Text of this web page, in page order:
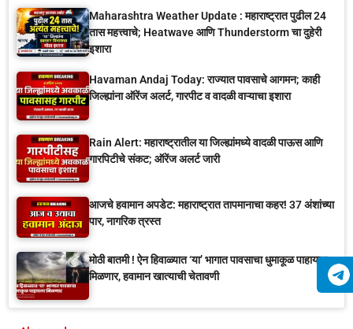
Maharashtra Weather Update : महाराष्ट्रात पुढील 24
तास महत्त्वाचे; Heatwave आणि Thunderstorm चा दुहेरी
इशारा
Havaman Andaj Today: राज्यात पावसाचे आगमन; काही
जिल्ह्यांना ऑरेंज अलर्ट, गारपीट व वादळी वाऱ्याचा इशारा
Rain Alert: महाराष्ट्रातील या जिल्ह्यांमध्ये वादळी पाऊस आणि
गारपिटीचे संकट; ऑरेंज अलर्ट जारी
आजचे हवामान अपडेट: महाराष्ट्रात तापमानाचा कहर! 37 अंशांच्या
पार, नागरिक त्रस्त
मोठी बातमी ! ऐन हिवाळ्यात ‘या’ भागात पावसाचा धुमाकूळ पाहायला
मिळणार, हवामान खात्याची चेतावणी